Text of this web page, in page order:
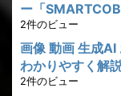
ー「
2件のビュー
画像 動画 生成AI
わかりやすく解
2件のビュー